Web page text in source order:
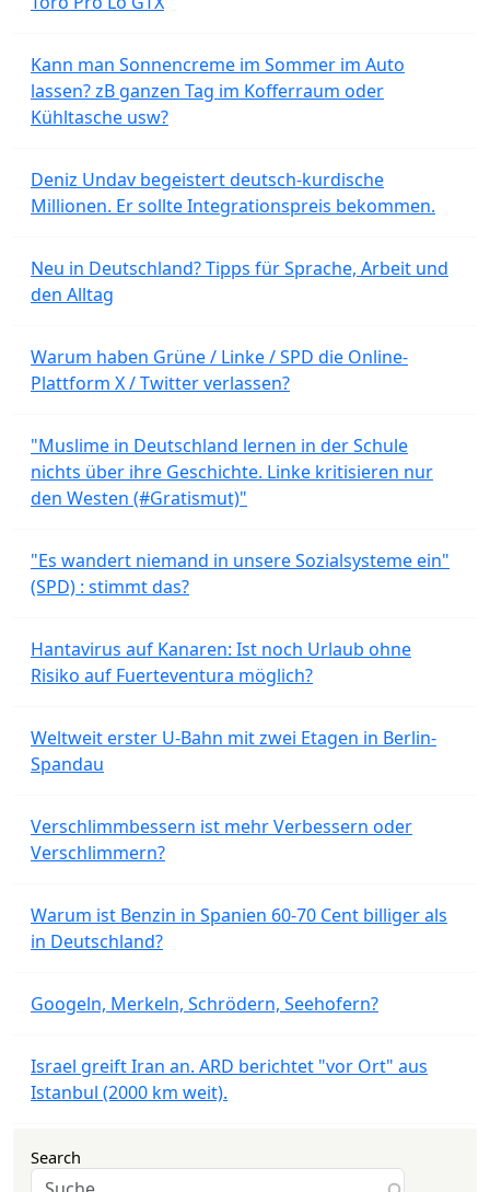
Kann man Sonnencreme im Sommer im Auto
lassen? zB ganzen Tag im Kofferraum oder
Kühltasche usw?
Deniz Undav begeistert deutsch-kurdische
Millionen. Er sollte Integrationspreis bekommen.
Neu in Deutschland? Tipps für Sprache, Arbeit und
den Alltag
Warum haben Grüne / Linke / SPD die Online-
Plattform X / Twitter verlassen?
"Muslime in Deutschland lernen in der Schule
nichts über ihre Geschichte. Linke kritisieren nur
den Westen (#Gratismut)"
"Es wandert niemand in unsere Sozialsysteme ein"
(SPD) : stimmt das?
Hantavirus auf Kanaren: Ist noch Urlaub ohne
Risiko auf Fuerteventura möglich?
Weltweit erster U-Bahn mit zwei Etagen in Berlin-
Spandau
Verschlimmbessern ist mehr Verbessern oder
Verschlimmern?
Warum ist Benzin in Spanien 60-70 Cent billiger als
in Deutschland?
Googeln, Merkeln, Schrödern, Seehofern?
Israel greift Iran an. ARD berichtet "vor Ort" aus
Istanbul (2000 km weit).
Search